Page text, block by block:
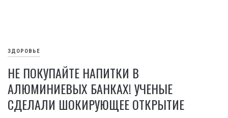
ЗДОРОВЬЕ
НЕ ПОКУПАЙТЕ НАПИТКИ В
АЛЮМИНИЕВЫХ БАНКАХ! УЧЕНЫЕ
СДЕЛАЛИ ШОКИРУЮЩЕЕ ОТКРЫТИЕ